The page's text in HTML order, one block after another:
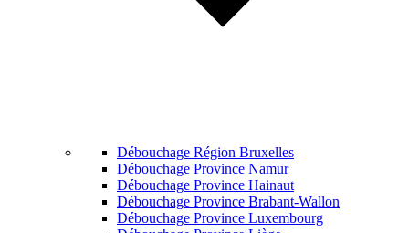
Débouchage Région Bruxelles
Débouchage Province Namur
Débouchage Province Hainaut
Débouchage Province Brabant-Wallon
Débouchage Province Luxembourg